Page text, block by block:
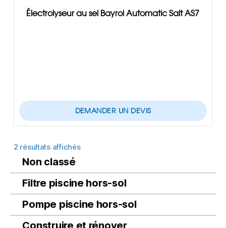
Électrolyseur au sel Bayrol Automatic Salt AS7
DEMANDER UN DEVIS
2 résultats affichés
Non classé
Filtre piscine hors-sol
Pompe piscine hors-sol
Construire et rénover